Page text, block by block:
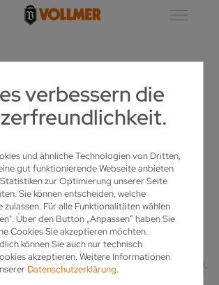
verbessern die
und ähnliche Technologien von Dritten,
gut funktionierende Webseite anbieten
zur Optimierung unserer Seite
Sie können entscheiden, welche
zulassen. Für alle Funktionalitäten wählen
Über den Button „Anpassen“ haben Sie
Cookies Sie akzeptieren möchten.
können Sie auch nur technisch
akzeptieren. Weitere Informationen
Datenschutzerklärung.
DETAIL
26.08.2022
naszego stoiska podczas
TOOLEX w Katowicach.
zaprezentujemy maszyny do produkcji,
oraz akcesoria do ich mocowania: